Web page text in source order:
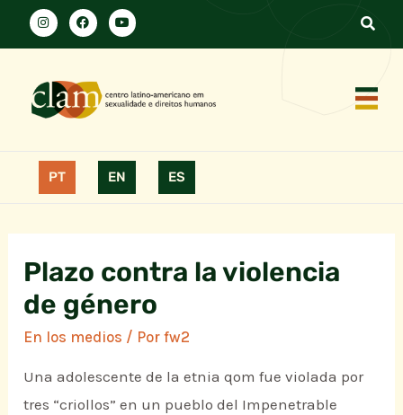
PT EN ES
Plazo contra la violencia
de género
En los medios / Porfw2
Una adolescente de la etnia qom fue violada por
tres “criollos” en un pueblo del Impenetrable